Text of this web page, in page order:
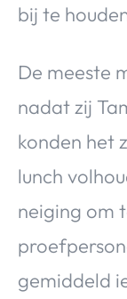
bij te
De meeste
nadat zij
konden het
lunch
neiging om
gemiddeld